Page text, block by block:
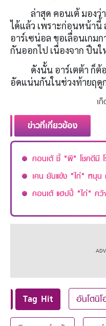
ล่าสุด คอนเต้ มองว่า
ได้แล้ว เพราะก่อนหน้านี้
อาร์เซน่อล ขอเลื่อนเกม
กันออกไป เนื่องจาก ปืน
ดังนั้น อาร์เตต้า ก็ต้อ
อัดแน่นกันในช่วงท้ายฤดู
เ
ข่าวที่เกี่ยวข้อง
คอนเต้ ชี้ "ผี" โชคดีมี โ
เคน ยันแข้ง "ไก่" หนุน
คอนเต้ แฮปปี้ "ไก่" คว้
Tag Hit อันโตนิ